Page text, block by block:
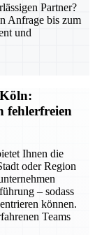
Partner?
Anfrage bis zum
und
fehlerfreien
Ihnen die
oder Region
– sodass
können.
Teams